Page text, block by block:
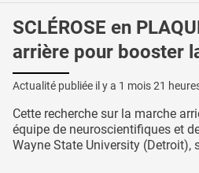
SCLÉROSE en
arrière pour booster
Actualité publiée il y a 1 mois 21
Cette recherche sur la marche
équipe de neuroscientifiques et
Wayne State University (Detroit),